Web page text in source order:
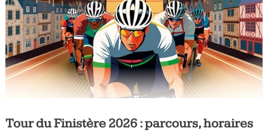
jours,
votre
actualité
vélo
et
triathlon
Tour du Finistère 2026 : parcours, horaires